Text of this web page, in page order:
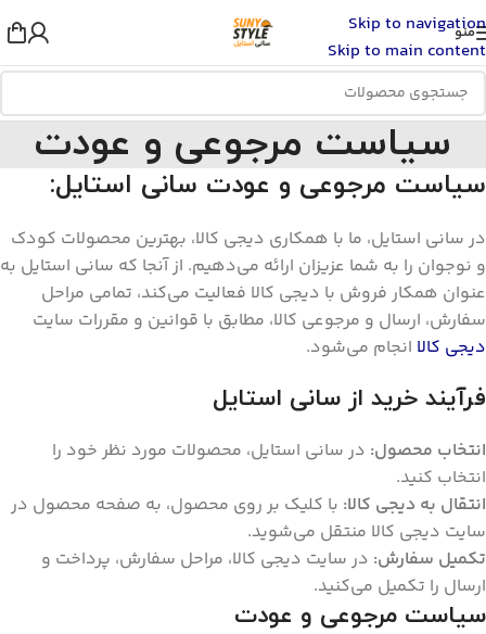
Skip to navigation
Skip to main content
منو
سیاست مرجوعی و عودت
سیاست مرجوعی و عودت سانی استایل:
در سانی استایل، ما با همکاری دیجی کالا، بهترین محصولات کودک
و نوجوان را به شما عزیزان ارائه می‌دهیم. از آنجا که سانی استایل به
عنوان همکار فروش با دیجی کالا فعالیت می‌کند، تمامی مراحل
سفارش، ارسال و مرجوعی کالا، مطابق با قوانین و مقررات سایت
دیجی کالا انجام می‌شود.
فرآیند خرید از سانی استایل
انتخاب محصول: در سانی استایل، محصولات مورد نظر خود را
انتخاب کنید.
انتقال به دیجی کالا: با کلیک بر روی محصول، به صفحه محصول در
سایت دیجی کالا منتقل می‌شوید.
تکمیل سفارش: در سایت دیجی کالا، مراحل سفارش، پرداخت و
ارسال را تکمیل می‌کنید.
سیاست مرجوعی و عودت